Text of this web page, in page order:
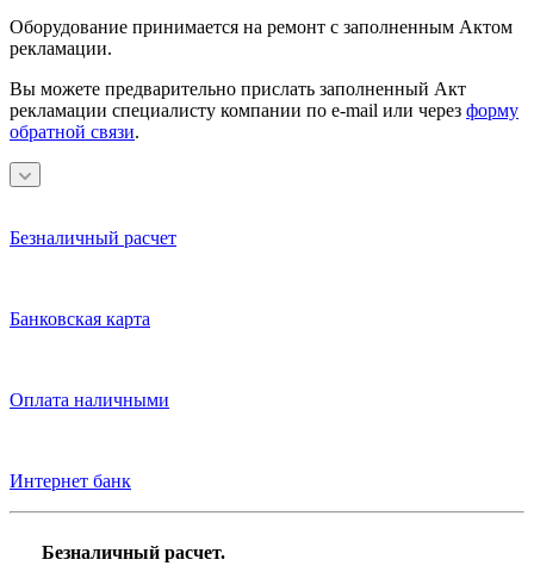
Оборудование принимается на ремонт с заполненным Актом
рекламации.
Вы можете предварительно прислать заполненный Акт
рекламации специалисту компании по e-mail или через форму
обратной связи.
Безналичный расчет
Банковская карта
Оплата наличными
Интернет банк
Безналичный расчет.